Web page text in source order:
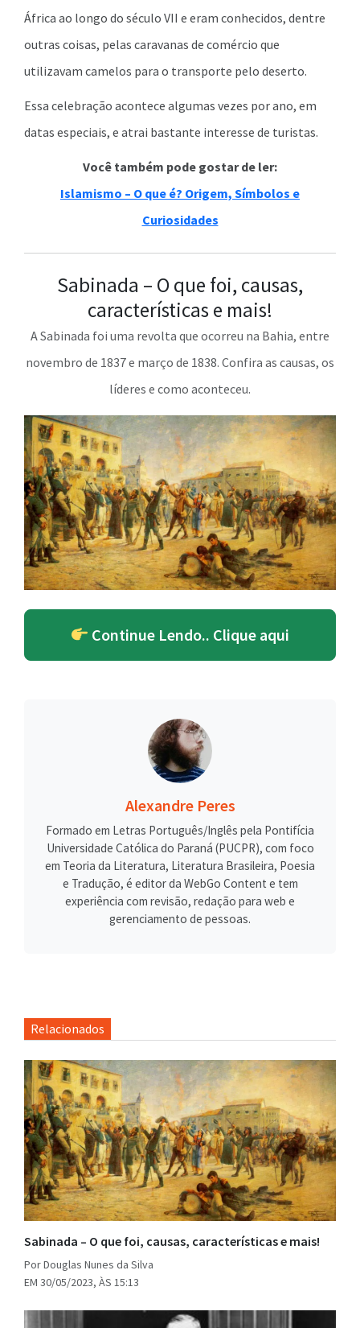
África ao longo do século VII e eram conhecidos, dentre
outras coisas, pelas caravanas de comércio que
utilizavam camelos para o transporte pelo deserto.
Essa celebração acontece algumas vezes por ano, em
datas especiais, e atrai bastante interesse de turistas.
Você também pode gostar de ler:
Islamismo – O que é? Origem, Símbolos e
Curiosidades
Sabinada – O que foi, causas,
características e mais!
A Sabinada foi uma revolta que ocorreu na Bahia, entre
novembro de 1837 e março de 1838. Confira as causas, os
líderes e como aconteceu.
Continue Lendo.. Clique aqui
Alexandre Peres
Formado em Letras Português/Inglês pela Pontifícia
Universidade Católica do Paraná (PUCPR), com foco
em Teoria da Literatura, Literatura Brasileira, Poesia
e Tradução, é editor da WebGo Content e tem
experiência com revisão, redação para web e
gerenciamento de pessoas.
Relacionados
Sabinada – O que foi, causas, características e mais!
Por Douglas Nunes da Silva
EM 30/05/2023, ÀS 15:13